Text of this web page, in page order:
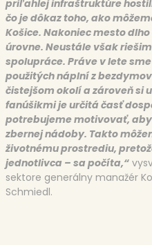
priľahlej infraštruktúre
čo je dôkaz toho, ako
Košice. Nakoniec mesto
úrovne. Neustále však
spolupráce. Práve v lete
použitých náplní z
čistejšom okolí a zároveň si
fanúšikmi je určitá časť
potrebujeme motivovať,
zbernej nádoby. Takto
životnému prostrediu,
jednotlivca – sa počíta,“
sektore generálny manažér
Schmiedl.